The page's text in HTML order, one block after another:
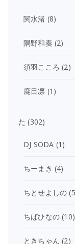
関水渚 (8)
隅野和奏 (2)
須羽こころ (2)
鹿目凛 (1)
た (302)
DJ SODA (1)
ちーまき (4)
ちとせよしの
ちばひなの (10)
ときちゃん (2)